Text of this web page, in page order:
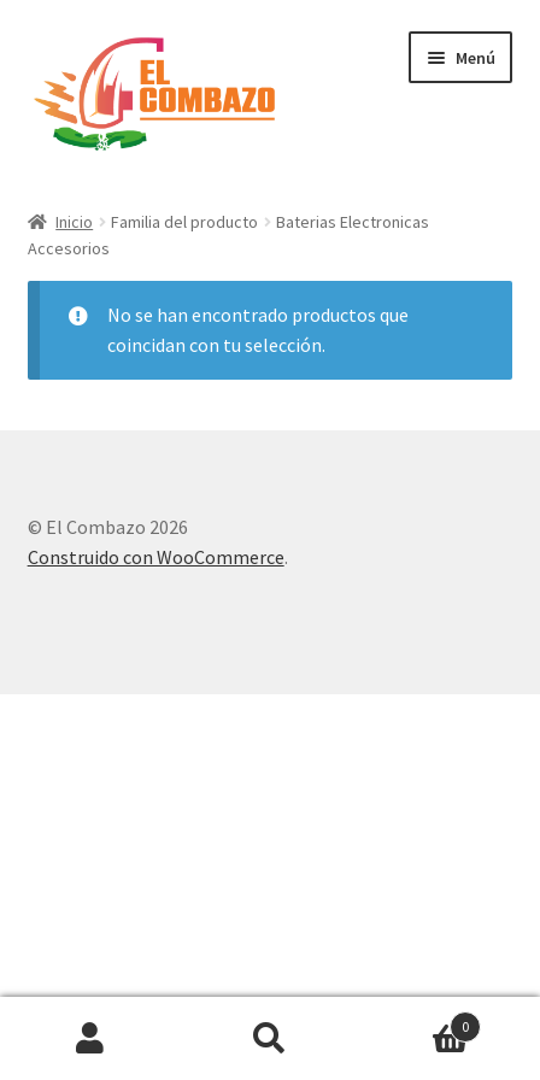
Menú
DJ, Audio e Iluminación PRO
Grabación de Audio & Video
Tecnología
Inicio Familia del producto
Baterias Electronicas
Accesorios
No se han encontrado productos que
coincidan con tu selección.
© El Combazo 2026
Construido con WooCommerce.
0